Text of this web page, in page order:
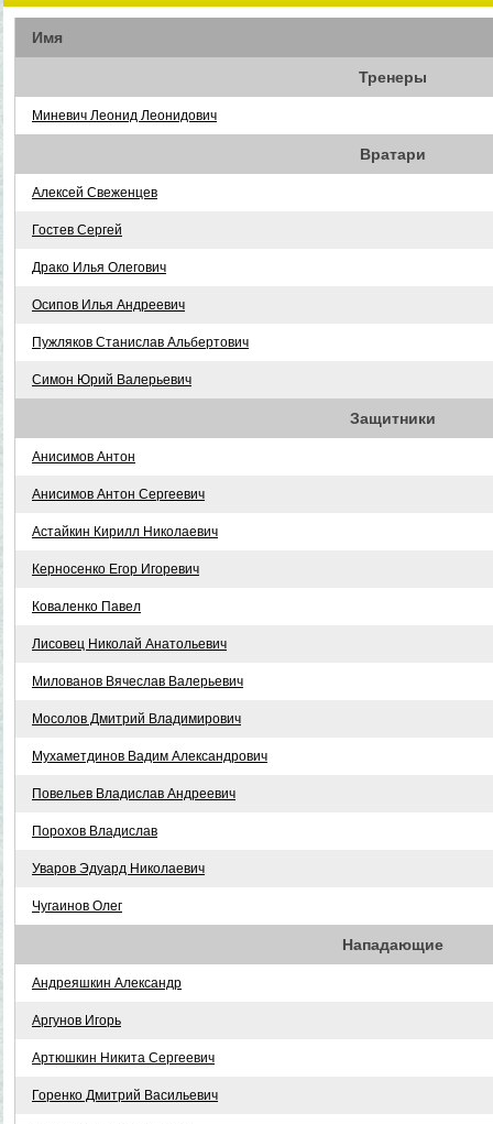
Имя
Тренеры
Миневич Леонид Леонидович
Вратари
Алексей Свеженцев
Гостев Сергей
Драко Илья Олегович
Осипов Илья Андреевич
Пужляков Станислав Альбертович
Симон Юрий Валерьевич
Защитники
Анисимов Антон
Анисимов Антон Сергеевич
Астайкин Кирилл Николаевич
Керносенко Егор Игоревич
Коваленко Павел
Лисовец Николай Анатольевич
Милованов Вячеслав Валерьевич
Мосолов Дмитрий Владимирович
Мухаметдинов Вадим Александрович
Повельев Владислав Андреевич
Порохов Владислав
Уваров Эдуард Николаевич
Чугаинов Олег
Нападающие
Андреяшкин Александр
Аргунов Игорь
Артюшкин Никита Сергеевич
Горенко Дмитрий Васильевич